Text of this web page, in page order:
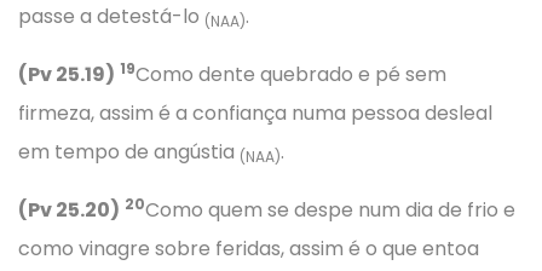
passe a detestá-lo (NAA).
(Pv 25.19) 19Como dente quebrado e pé sem
firmeza, assim é a confiança numa pessoa desleal
em tempo de angústia (NAA).
(Pv 25.20) 20Como quem se despe num dia de frio e
como vinagre sobre feridas, assim é o que entoa